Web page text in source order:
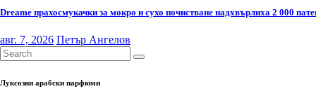
Dreame прахосмукачки за мокро и сухо почистване надхвърлиха 2 000
авг. 7, 2026 Петър Ангелов
Луксозни арабски парфюми